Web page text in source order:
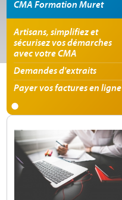
CMA Formation Muret
Artisans, simplifiez et
sécurisez vos démarches
avec votre CMA
Demandes d'extraits
Payer vos factures en ligne